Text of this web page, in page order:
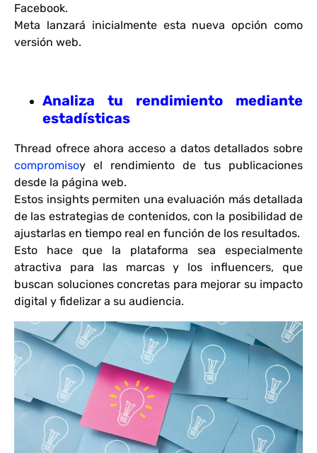
Facebook.
Meta lanzará inicialmente esta nueva opción como
versión web.
Analiza tu rendimiento mediante
estadísticas
Thread ofrece ahora acceso a datos detallados sobre
compromisoy el rendimiento de tus publicaciones
desde la página web.
Estos insights permiten una evaluación más detallada
de las estrategias de contenidos, con la posibilidad de
ajustarlas en tiempo real en función de los resultados.
Esto hace que la plataforma sea especialmente
atractiva para las marcas y los influencers, que
buscan soluciones concretas para mejorar su impacto
digital y fidelizar a su audiencia.